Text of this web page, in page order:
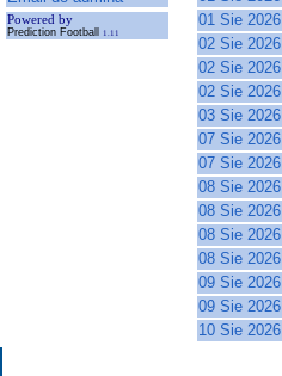
Powered by
Prediction Football 1.11
01 Sie 2026
02 Sie 2026
02 Sie 2026
02 Sie 2026
03 Sie 2026
07 Sie 2026
07 Sie 2026
08 Sie 2026
08 Sie 2026
08 Sie 2026
08 Sie 2026
09 Sie 2026
09 Sie 2026
10 Sie 2026